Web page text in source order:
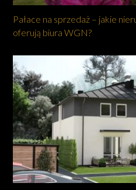
Pałace na sprzedaż – jakie
oferują biura WGN?